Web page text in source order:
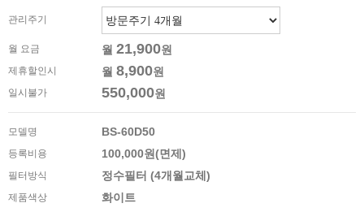
관리주기
월 요금 월 21,900원
제휴할인시 월 8,900원
일시불가 550,000원
모델명 BS-60D50
등록비용 100,000원(면제)
필터방식 정수필터 (4개월교체)
제품색상 화이트